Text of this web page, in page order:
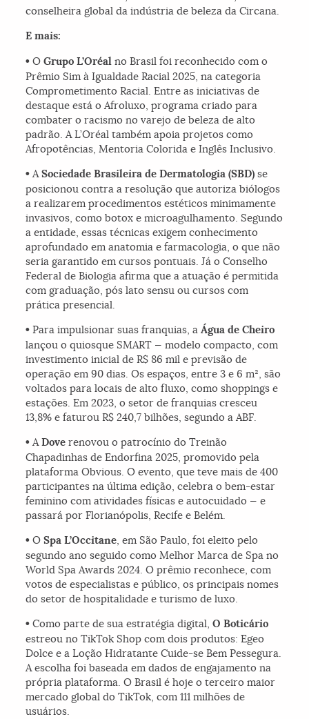
conselheira global da indústria de beleza da Circana.
E mais:
• OGrupo L’Oréal no Brasil foi reconhecido com o
Prêmio Sim à Igualdade Racial 2025, na categoria
Comprometimento Racial. Entre as iniciativas de
destaque está o Afroluxo, programa criado para
combater o racismo no varejo de beleza de alto
padrão. A L’Oréal também apoia projetos como
Afropotências, Mentoria Colorida e Inglês Inclusivo.
• ASociedade Brasileira de Dermatologia (SBD) se
posicionou contra a resolução que autoriza biólogos
a realizarem procedimentos estéticos minimamente
invasivos, como botox e microagulhamento. Segundo
a entidade, essas técnicas exigem conhecimento
aprofundado em anatomia e farmacologia, o que não
seria garantido em cursos pontuais. Já o Conselho
Federal de Biologia afirma que a atuação é permitida
com graduação, pós lato sensu ou cursos com
prática presencial.
• Para impulsionar suas franquias, aÁgua de Cheiro
lançou o quiosque SMART — modelo compacto, com
investimento inicial de R$ 86 mil e previsão de
operação em 90 dias. Os espaços, entre 3 e 6 m², são
voltados para locais de alto fluxo, como shoppings e
estações. Em 2023, o setor de franquias cresceu
13,8% e faturou R$ 240,7 bilhões, segundo a ABF.
• ADove renovou o patrocínio do Treinão
Chapadinhas de Endorfina 2025, promovido pela
plataforma Obvious. O evento, que teve mais de 400
participantes na última edição, celebra o bem-estar
feminino com atividades físicas e autocuidado — e
passará por Florianópolis, Recife e Belém.
• OSpa L’Occitane, em São Paulo, foi eleito pelo
segundo ano seguido como Melhor Marca de Spa no
World Spa Awards 2024. O prêmio reconhece, com
votos de especialistas e público, os principais nomes
do setor de hospitalidade e turismo de luxo.
• Como parte de sua estratégia digital,O Boticário
estreou no TikTok Shop com dois produtos: Egeo
Dolce e a Loção Hidratante Cuide-se Bem Pessegura.
A escolha foi baseada em dados de engajamento na
própria plataforma. O Brasil é hoje o terceiro maior
mercado global do TikTok, com 111 milhões de
usuários.